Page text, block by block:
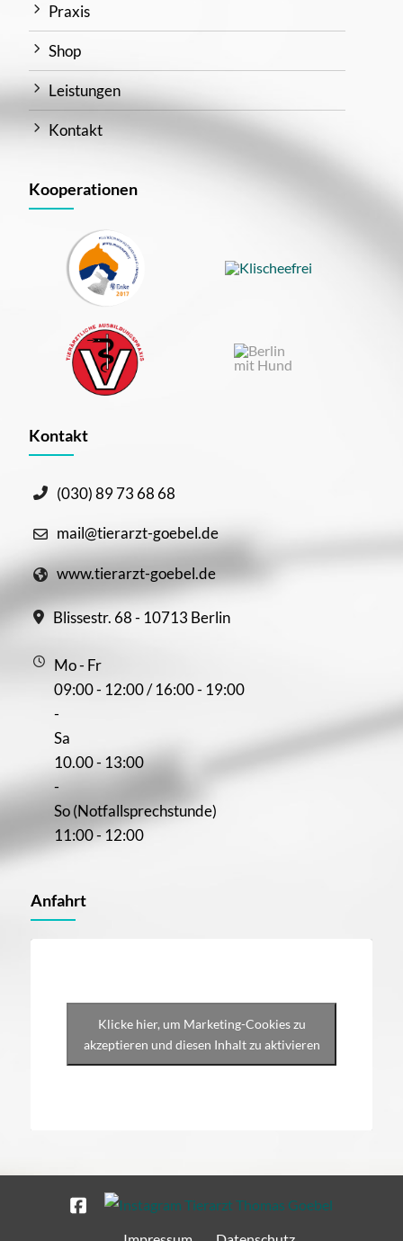
Praxis
Shop
Leistungen
Kontakt
Kooperationen
Kontakt
(030) 89 73 68 68
mail@tierarzt-goebel.de
www.tierarzt-goebel.de
Blissestr. 68 - 10713 Berlin
Mo - Fr
09:00 - 12:00 / 16:00 - 19:00
-
Sa
10.00 - 13:00
-
So (Notfallsprechstunde)
11:00 - 12:00
Anfahrt
Klicke hier, um Marketing-Cookies zu
akzeptieren und diesen Inhalt zu aktivieren